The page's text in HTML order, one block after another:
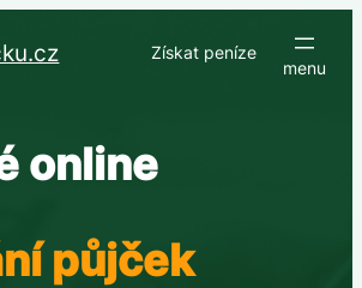
Získat peníze
online
půjček